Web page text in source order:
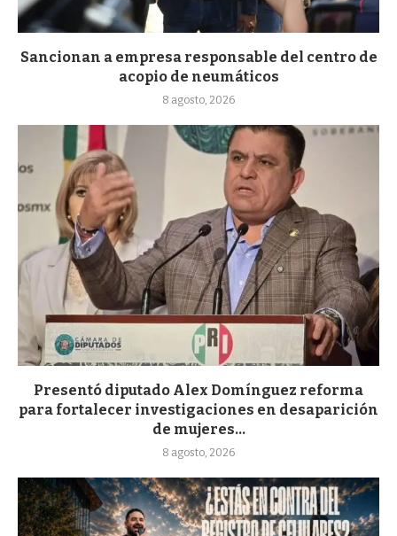
Sancionan a empresa responsable del centro de
acopio de neumáticos
8 agosto, 2026
Presentó diputado Alex Domínguez reforma
para fortalecer investigaciones en desaparición
de mujeres...
8 agosto, 2026